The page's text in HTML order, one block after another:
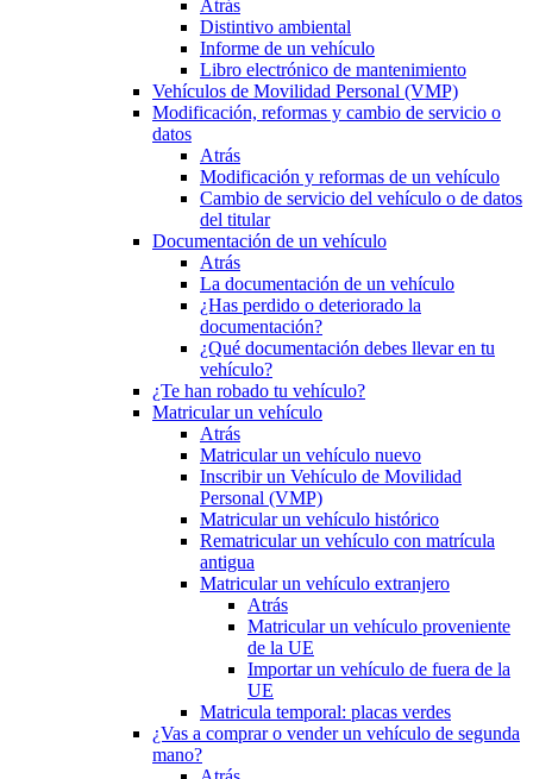
Atrás
Distintivo ambiental
Informe de un vehículo
Libro electrónico de mantenimiento
Vehículos de Movilidad Personal (VMP)
Modificación, reformas y cambio de servicio o
datos
Atrás
Modificación y reformas de un vehículo
Cambio de servicio del vehículo o de datos
del titular
Documentación de un vehículo
Atrás
La documentación de un vehículo
¿Has perdido o deteriorado la
documentación?
¿Qué documentación debes llevar en tu
vehículo?
¿Te han robado tu vehículo?
Matricular un vehículo
Atrás
Matricular un vehículo nuevo
Inscribir un Vehículo de Movilidad
Personal (VMP)
Matricular un vehículo histórico
Rematricular un vehículo con matrícula
antigua
Matricular un vehículo extranjero
Atrás
Matricular un vehículo proveniente
de la UE
Importar un vehículo de fuera de la
UE
Matricula temporal: placas verdes
¿Vas a comprar o vender un vehículo de segunda
mano?